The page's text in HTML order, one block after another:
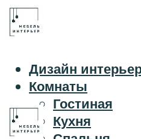
Дизайн
Комнаты
Гостиная
Кухня